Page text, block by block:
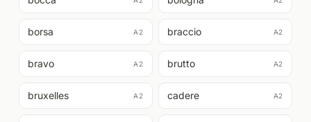
borsa A2 braccio A2
bravo A2 brutto A2
bruxelles A2 cadere A2